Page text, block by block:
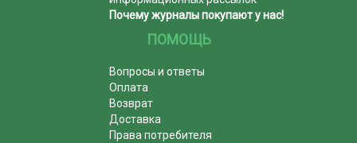
Почему журналы покупают у нас!
ПОМОЩЬ
Вопросы и ответы
Оплата
Возврат
Доставка
Права потребителя